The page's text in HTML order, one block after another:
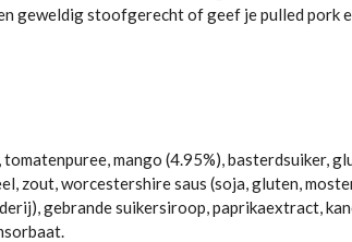
geweldig stoofgerecht of geef je pulled pork
mango (4.95%), basterdsuiker,
zout, worcestershire saus (soja, gluten,
gebrande suikersiroop, paprikaextract,